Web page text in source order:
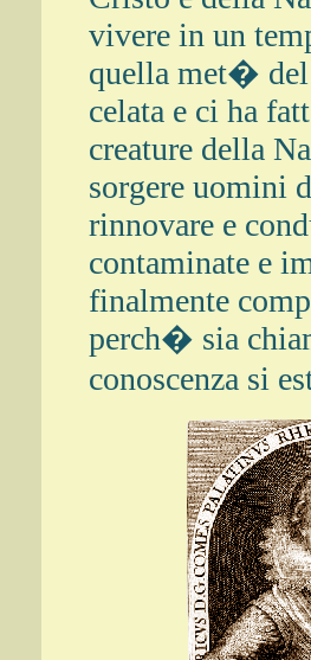
vivere in un
quella met� del
celata e ci ha
creature della
sorgere uomini
rinnovare e
contaminate e
finalmente
perch� sia
conoscenza si